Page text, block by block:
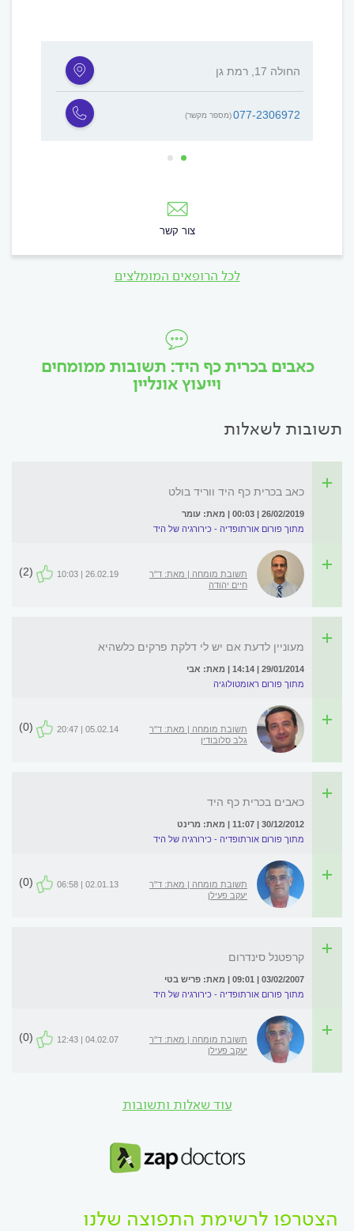
החולה 17, רמת גן
077-2306972(מספר מקשר)
צור קשר
לכל הרופאים המומלצים
כאבים בכרית כף היד: תשובות ממומחים
וייעוץ אונליין
תשובות לשאלות
כאב בכרית כף היד ווריד בולט
26/02/2019 | 00:03 | מאת: עומר
מתוך פורום אורתופדיה - כירורגיה של היד
תשובת מומחה | מאת: ד"ר
חיים יהודה
26.02.19 | 10:03
(2)
מעוניין לדעת אם יש לי דלקת פרקים כלשהיא
29/01/2014 | 14:14 | מאת: אבי
מתוך פורום ראומטולוגיה
תשובת מומחה | מאת: ד"ר
גלב סלובודין
05.02.14 | 20:47
(0)
כאבים בכרית כף היד
30/12/2012 | 11:07 | מאת: מרינט
מתוך פורום אורתופדיה - כירורגיה של היד
תשובת מומחה | מאת: ד"ר
יעקב פעילן
02.01.13 | 06:58
(0)
קרפטנל סינדרום
03/02/2007 | 09:01 | מאת: פריש בטי
מתוך פורום אורתופדיה - כירורגיה של היד
תשובת מומחה | מאת: ד"ר
יעקב פעילן
04.02.07 | 12:43
(0)
עוד שאלות ותשובות
הצטרפו לרשימת התפוצה שלנו